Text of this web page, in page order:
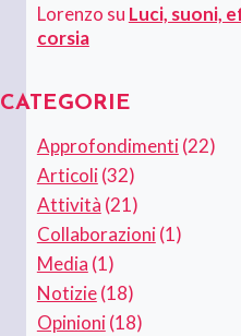
Lorenzo su Luci, suoni,
corsia
CATEGORIE
Approfondimenti(22)
Articoli(32)
Attività (21)
Collaborazioni(1)
Media (1)
Notizie(18)
Opinioni(18)